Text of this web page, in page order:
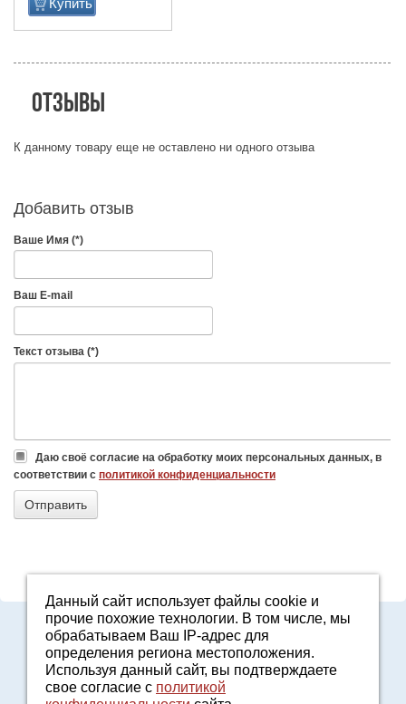
Отзывы
К данному товару еще не оставлено ни одного отзыва
Добавить отзыв
Ваше Имя (*)
Ваш E-mail
Текст отзыва (*)
Даю своё согласие на обработку моих персональных данных, в
соответствии с политикой конфиденциальности
8-800-7000-371
2161601@agro96.ru
Политика конфиденциальности
8-800-7000-371
Данный сайт использует файлы cookie и
прочие похожие технологии. В том числе, мы
обрабатываем Ваш IP-адрес для
определения региона местоположения.
Используя данный сайт, вы подтверждаете
свое согласие с политикой